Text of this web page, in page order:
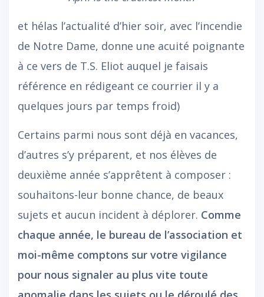
et hélas l’actualité d’hier soir, avec l’incendie
de Notre Dame, donne une acuité poignante
à ce vers de T.S. Eliot auquel je faisais
référence en rédigeant ce courrier il y a
quelques jours par temps froid)
Certains parmi nous sont déjà en vacances,
d’autres s’y préparent, et nos élèves de
deuxième année s’apprêtent à composer :
souhaitons-leur bonne chance, de beaux
sujets et aucun incident à déplorer. Comme
chaque année, le bureau de l’association et
moi-même comptons sur votre vigilance
pour nous signaler au plus vite toute